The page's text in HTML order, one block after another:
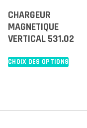
CHARGEUR
MAGNETIQUE
VERTICAL 531.02
CHOIX DES OPTIONS